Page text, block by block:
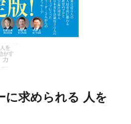
に求められる 人を